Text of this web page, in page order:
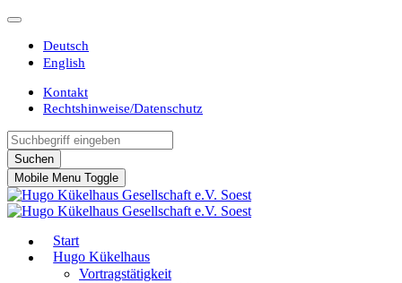
Deutsch
English
Kontakt
Rechtshinweise/Datenschutz
Suchen
Mobile Menu Toggle
Start
Hugo Kükelhaus
Vortragstätigkeit